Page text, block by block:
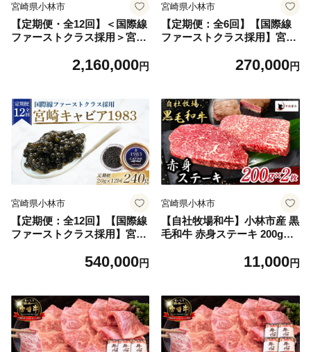
宮崎県小林市
【定期便・全12回】＜国際線
ファーストクラス採用＞宮崎
産 キャビア 魚卵 宮崎県 宮崎
2,160,000円
宮崎県小林市
【定期便：全6回】【国際線
ファーストクラス採用】宮崎
産 キャビア 魚卵 1983 宮崎
270,000円
宮崎県小林市
【定期便：全12回】【国際線
ファーストクラス採用】宮崎
国産 キャビア 魚卵 1983 宮崎
540,000円
宮崎県小林市
【自社牧場和牛】小林市産 黒
毛和牛 赤身ステーキ 200g×2
牛 赤身 ステーキ お肉 宮崎
11,000円